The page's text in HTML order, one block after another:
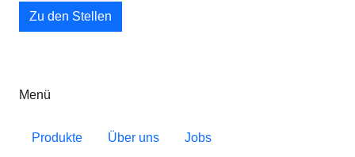
Zu den Stellen
Menü
Produkte Über uns Jobs